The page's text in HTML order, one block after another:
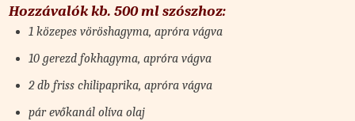
Hozzávalók kb. 500 ml szószhoz:
1 közepes vöröshagyma, apróra vágva
10 gerezd fokhagyma, apróra vágva
2 db friss chilipaprika, apróra vágva
pár evőkanál olíva olaj